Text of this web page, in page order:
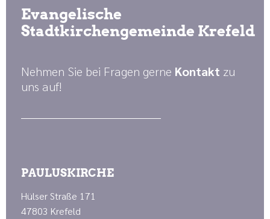
Evangelische
Stadtkirchengemeinde Krefeld
Nehmen Sie bei Fragen gerne Kontakt zu
uns auf!
PAULUSKIRCHE
Hülser Straße 171
47803 Krefeld